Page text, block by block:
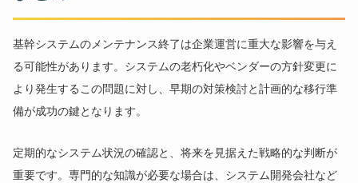
基幹システムのメンテナンス終了は企業運営に重大な影響を与え
る可能性があります。システムの老朽化やベンダーの方針変更に
より発生するこの問題に対し、早期の対策検討と計画的な移行準
備が成功の鍵となります。
定期的なシステム状況の確認と、将来を見据えた戦略的な判断が
重要です。専門的な知識が必要な場合は、システム開発会社など